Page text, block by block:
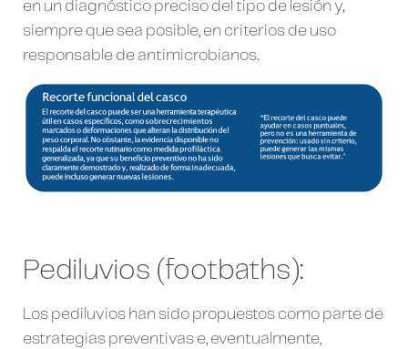
en un diagnóstico preciso del tipo de lesión y,
siempre que sea posible, en criterios de uso
responsable de antimicrobianos.
Pediluvios (footbaths):
Los pediluvios han sido propuestos como parte de
estrategias preventivas e, eventualmente,